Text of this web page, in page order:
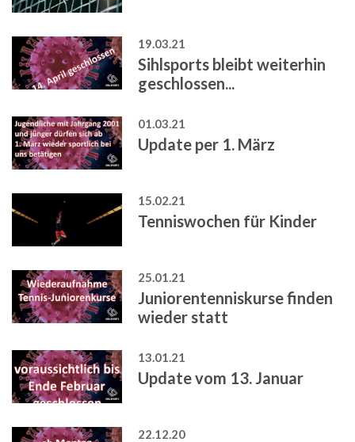
19.03.21
Sihlsports bleibt weiterhin
geschlossen...
01.03.21
Update per 1. März
15.02.21
Tenniswochen für Kinder
25.01.21
Juniorentenniskurse finden
wieder statt
13.01.21
Update vom 13. Januar
22.12.20